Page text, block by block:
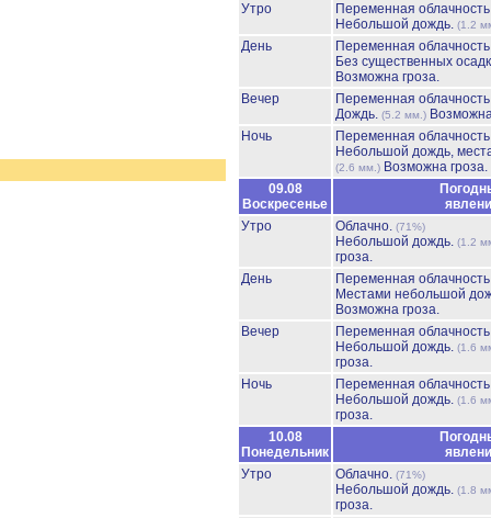
Утро
Переменная
Небольшой дождь. (1.2
День
Переменная
Без существенных
Возможна гроза.
Вечер
Переменная
Дождь. (5.2 мм.)
Ночь
Переменная
Небольшой дождь,
(2.6 мм.) Возможна гроза.
09.08
Воскресенье
Утро
Облачно. (71%)
Небольшой дождь. (1.2
гроза.
День
Переменная
Местами небольшой
Возможна гроза.
Вечер
Переменная
Небольшой дождь. (1.6
гроза.
Ночь
Переменная
Небольшой дождь. (1.6
гроза.
10.08
Понедельник
Утро
Облачно. (71%)
Небольшой дождь. (1.8
гроза.